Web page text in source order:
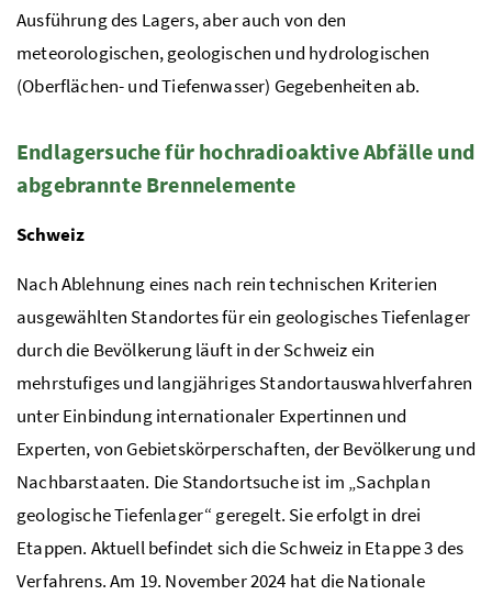
Ausführung des Lagers, aber auch von den
meteorologischen, geologischen und hydrologischen
(Oberflächen- und Tiefenwasser) Gegebenheiten ab.
Endlagersuche für hochradioaktive Abfälle und
abgebrannte Brennelemente
Schweiz
Nach Ablehnung eines nach rein technischen Kriterien
ausgewählten Standortes für ein geologisches Tiefenlager
durch die Bevölkerung läuft in der Schweiz ein
mehrstufiges und langjähriges Standortauswahlverfahren
unter Einbindung internationaler Expertinnen und
Experten, von Gebietskörperschaften, der Bevölkerung und
Nachbarstaaten. Die Standortsuche ist im „Sachplan
geologische Tiefenlager“ geregelt. Sie erfolgt in drei
Etappen. Aktuell befindet sich die Schweiz in Etappe 3 des
Verfahrens. Am 19. November 2024 hat die Nationale